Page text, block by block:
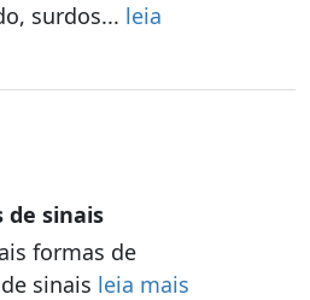
surdos... leia
de sinais
formas de
sinais leia mais